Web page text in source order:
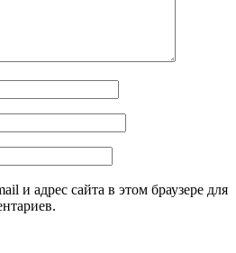
и адрес сайта в этом браузере для